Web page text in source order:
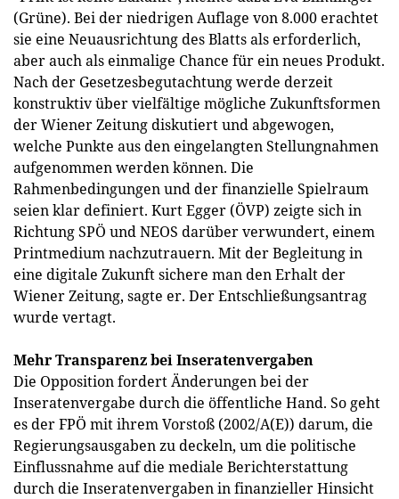
(Grüne). Bei der niedrigen Auflage von 8.000 erachtet
sie eine Neuausrichtung des Blatts als erforderlich,
aber auch als einmalige Chance für ein neues Produkt.
Nach der Gesetzesbegutachtung werde derzeit
konstruktiv über vielfältige mögliche Zukunftsformen
der Wiener Zeitung diskutiert und abgewogen,
welche Punkte aus den eingelangten Stellungnahmen
aufgenommen werden können. Die
Rahmenbedingungen und der finanzielle Spielraum
seien klar definiert. Kurt Egger (ÖVP) zeigte sich in
Richtung SPÖ und NEOS darüber verwundert, einem
Printmedium nachzutrauern. Mit der Begleitung in
eine digitale Zukunft sichere man den Erhalt der
Wiener Zeitung, sagte er. Der Entschließungsantrag
wurde vertagt.
Mehr Transparenz bei Inseratenvergaben
Die Opposition fordert Änderungen bei der
Inseratenvergabe durch die öffentliche Hand. So geht
es der FPÖ mit ihrem Vorstoß (2002/A(E)) darum, die
Regierungsausgaben zu deckeln, um die politische
Einflussnahme auf die mediale Berichterstattung
durch die Inseratenvergaben in finanzieller Hinsicht